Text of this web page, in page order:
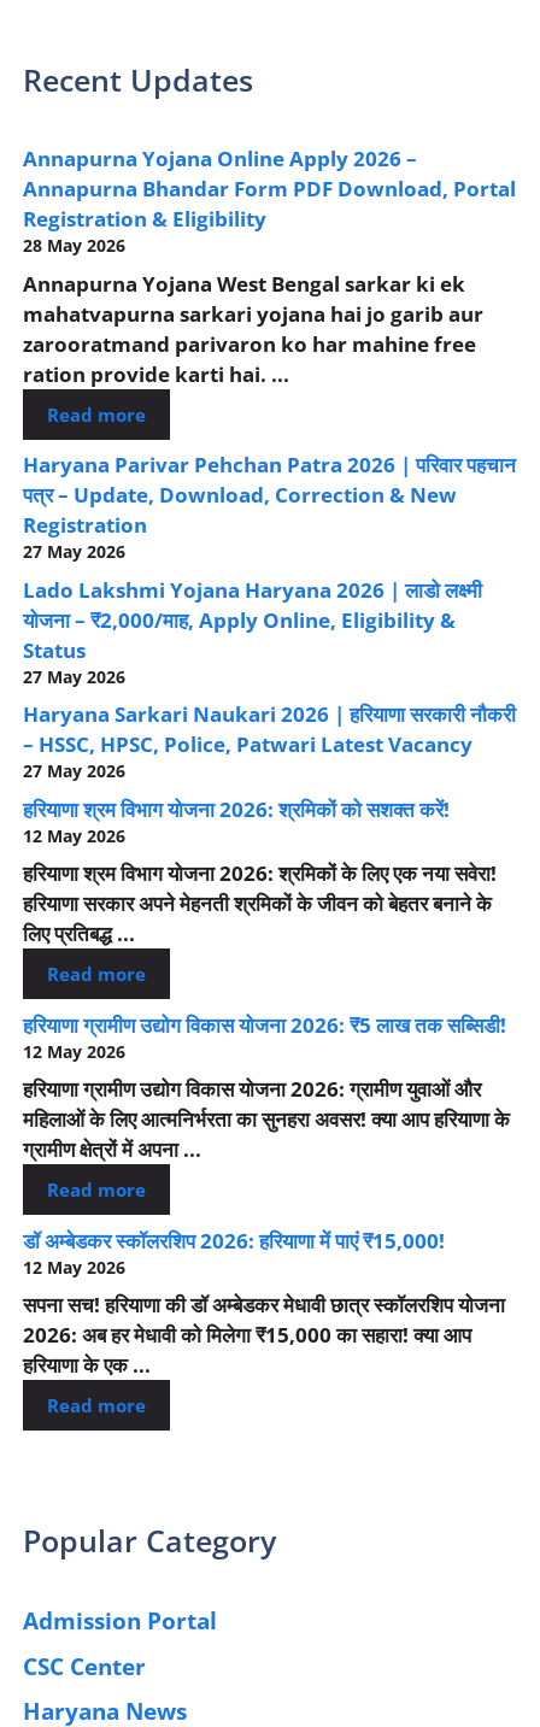
Recent Updates
Annapurna Yojana Online Apply 2026 –
Annapurna Bhandar Form PDF Download, Portal
Registration & Eligibility
28 May 2026
Annapurna Yojana West Bengal sarkar ki ek
mahatvapurna sarkari yojana hai jo garib aur
zarooratmand parivaron ko har mahine free
ration provide karti hai. ...
Read more
Haryana Parivar Pehchan Patra 2026 | परिवार पहचान
पत्र – Update, Download, Correction & New
Registration
27 May 2026
Lado Lakshmi Yojana Haryana 2026 | लाडो लक्ष्मी
योजना – ₹2,000/माह, Apply Online, Eligibility &
Status
27 May 2026
Haryana Sarkari Naukari 2026 | हरियाणा सरकारी नौकरी
– HSSC, HPSC, Police, Patwari Latest Vacancy
27 May 2026
हरियाणा श्रम विभाग योजना 2026: श्रमिकों को सशक्त करें!
12 May 2026
हरियाणा श्रम विभाग योजना 2026: श्रमिकों के लिए एक नया सवेरा!
हरियाणा सरकार अपने मेहनती श्रमिकों के जीवन को बेहतर बनाने के
लिए प्रतिबद्ध ...
Read more
हरियाणा ग्रामीण उद्योग विकास योजना 2026: ₹5 लाख तक सब्सिडी!
12 May 2026
हरियाणा ग्रामीण उद्योग विकास योजना 2026: ग्रामीण युवाओं और
महिलाओं के लिए आत्मनिर्भरता का सुनहरा अवसर! क्या आप हरियाणा के
ग्रामीण क्षेत्रों में अपना ...
Read more
डॉ अम्बेडकर स्कॉलरशिप 2026: हरियाणा में पाएं ₹15,000!
12 May 2026
सपना सच! हरियाणा की डॉ अम्बेडकर मेधावी छात्र स्कॉलरशिप योजना
2026: अब हर मेधावी को मिलेगा ₹15,000 का सहारा! क्या आप
हरियाणा के एक ...
Read more
Popular Category
Admission Portal
CSC Center
Haryana News